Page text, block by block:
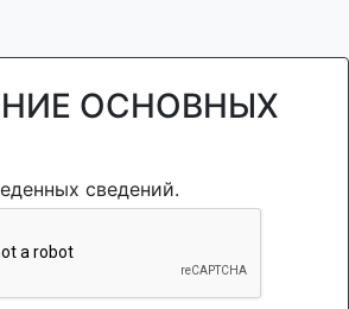
ОСНОВНЫХ
сведений.